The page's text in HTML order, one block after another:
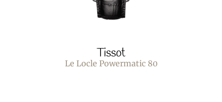
Tissot
Le Locle Powermatic 80